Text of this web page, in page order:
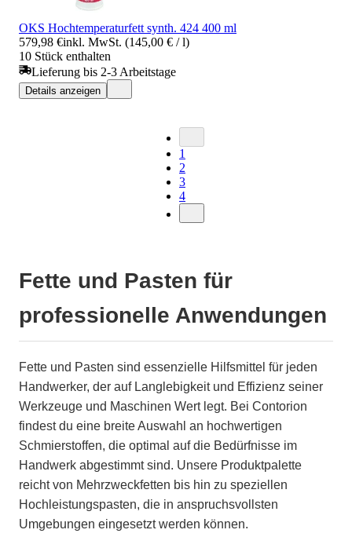
OKS Hochtemperaturfett synth. 424 400 ml
579,98 €inkl. MwSt. (145,00 € / l)
10 Stück enthalten
Lieferung bis 2-3 Arbeitstage
Details anzeigen
1
2
3
4
Fette und Pasten für
professionelle Anwendungen
Fette und Pasten sind essenzielle Hilfsmittel für jeden
Handwerker, der auf Langlebigkeit und Effizienz seiner
Werkzeuge und Maschinen Wert legt. Bei Contorion
findest du eine breite Auswahl an hochwertigen
Schmierstoffen, die optimal auf die Bedürfnisse im
Handwerk abgestimmt sind. Unsere Produktpalette
reicht von Mehrzweckfetten bis hin zu speziellen
Hochleistungspasten, die in anspruchsvollsten
Umgebungen eingesetzt werden können.